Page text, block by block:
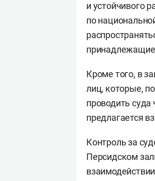
и устойчивого
по
Кроме того, в
лиц, которые,
проводить
предлагается
Контроль за
Персидском